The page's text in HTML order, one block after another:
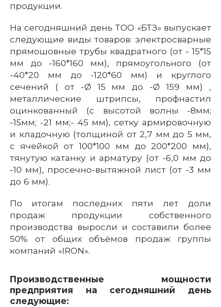
продукции.
На сегодняшний день ТОО «БТЗ» выпускает
следующие виды товаров: электросварные
прямошовные трубы квадратного (от - 15*15
мм до -160*160 мм), прямоугольного (от
-40*20 мм до -120*60 мм) и круглого
сечений ( от -Ø 15 мм до -Ø 159 мм) ,
металлические штрипсы, профнастил
оцинкованный (с высотой волны -8мм;
-15мм; -21 мм;- 45 мм), сетку армировочную
и кладочную (толщиной от 2,7 мм до 5 мм,
с ячейкой от 100*100 мм до 200*200 мм),
тянутую катанку и арматуру (от -6,0 мм до
-10 мм), просечно-вытяжной лист (от -3 мм
до 6 мм).
По итогам последних пяти лет доли
продаж продукции собственного
производства выросли и составили более
50% от общих объёмов продаж группы
компаний «IRON».
Производственные мощности
предприятия на сегодняшний день
следующие: